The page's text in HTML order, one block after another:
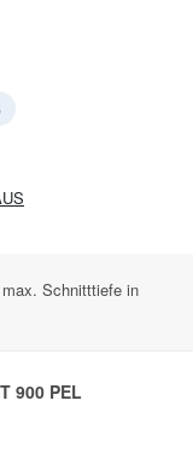
Schnitttiefe in
900 PEL